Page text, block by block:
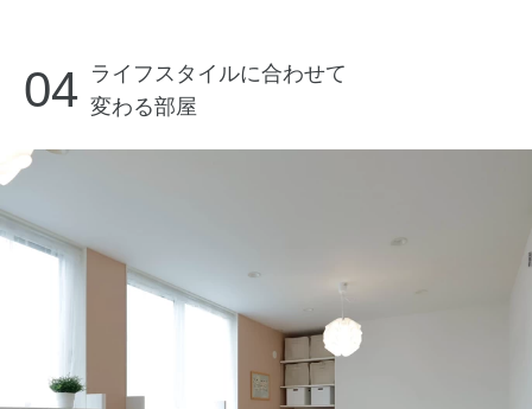
04 ライフスタイルに合わせて
変わる部屋